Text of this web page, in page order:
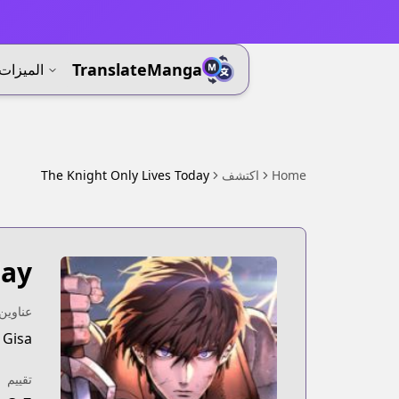
TranslateManga الميزات
Home اكتشف The Knight Only Lives Today
تقييم